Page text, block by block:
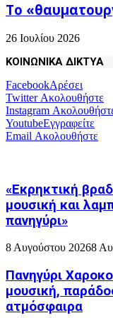
Το
26 Ιουλίου 2026
ΚΟΙΝΩΝΙΚΑ ΔΙΚΤΥΑ
FacebookΑρέσει
TwitterΑκολουθήστε
Instagram
YoutubeΕγγραφείτε
Email Ακολουθήστε
«Εκρηκτική
μουσική και
πανηγύρι»
8 Αυγούστου 20268
Πανηγύρι
μουσική,
ατμόσφαιρα